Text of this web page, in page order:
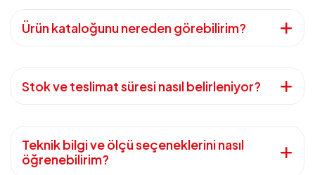
Ürün kataloğunu nereden görebilirim?
Stok ve teslimat süresi nasıl belirleniyor?
Teknik bilgi ve ölçü seçeneklerini nasıl
öğrenebilirim?